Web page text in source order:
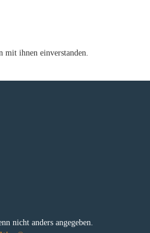
mit ihnen einverstanden.
nicht anders angegeben.